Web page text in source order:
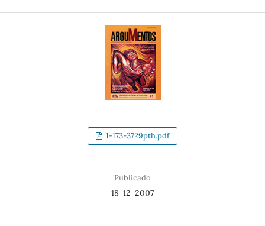
1-173-3729pth.pdf
Publicado
18-12-2007